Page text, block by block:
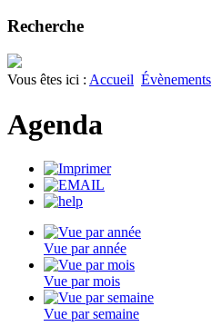
Recherche
Vous êtes ici : Accueil Évènements
Agenda
Vue par année
Vue par mois
Vue par semaine